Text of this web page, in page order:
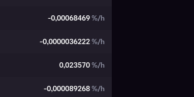
-0,00068469%/h
-0,0000036222%/h
0,023570%/h
-0,000089268%/h